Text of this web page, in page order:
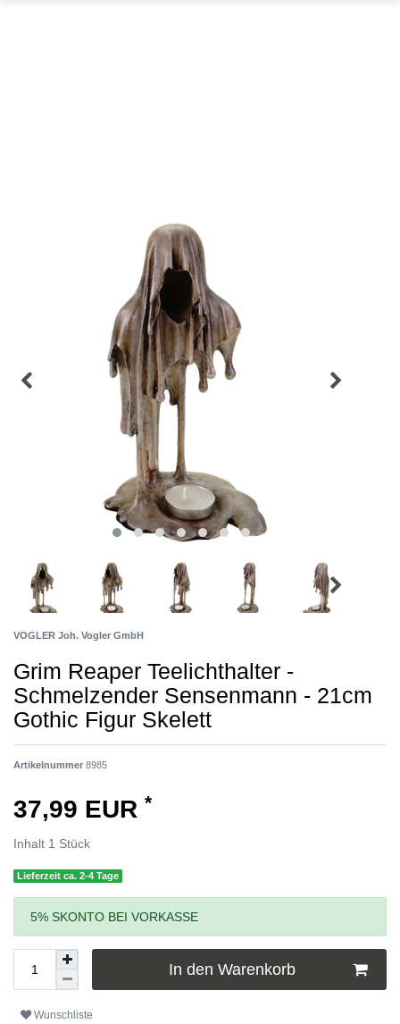
VOGLER Joh. Vogler GmbH
Grim Reaper Teelichthalter -
Schmelzender Sensenmann - 21cm
Gothic Figur Skelett
Artikelnummer 8985
37,99 EUR *
Inhalt 1 Stück
Lieferzeit ca. 2-4 Tage
5% SKONTO BEI VORKASSE
In den Warenkorb
Wunschliste